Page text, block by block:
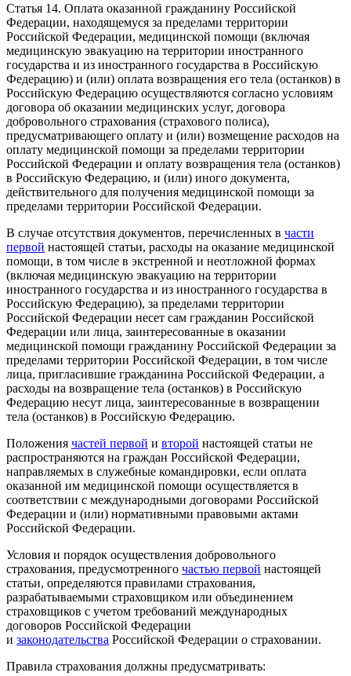
Статья 14. Оплата оказанной гражданину Российской
Федерации, находящемуся за пределами территории
Российской Федерации, медицинской помощи (включая
медицинскую эвакуацию на территории иностранного
государства и из иностранного государства в Российскую
Федерацию) и (или) оплата возвращения его тела (останков) в
Российскую Федерацию осуществляются согласно условиям
договора об оказании медицинских услуг, договора
добровольного страхования (страхового полиса),
предусматривающего оплату и (или) возмещение расходов на
оплату медицинской помощи за пределами территории
Российской Федерации и оплату возвращения тела (останков)
в Российскую Федерацию, и (или) иного документа,
действительного для получения медицинской помощи за
пределами территории Российской Федерации.
В случае отсутствия документов, перечисленных в части
первой настоящей статьи, расходы на оказание медицинской
помощи, в том числе в экстренной и неотложной формах
(включая медицинскую эвакуацию на территории
иностранного государства и из иностранного государства в
Российскую Федерацию), за пределами территории
Российской Федерации несет сам гражданин Российской
Федерации или лица, заинтересованные в оказании
медицинской помощи гражданину Российской Федерации за
пределами территории Российской Федерации, в том числе
лица, пригласившие гражданина Российской Федерации, а
расходы на возвращение тела (останков) в Российскую
Федерацию несут лица, заинтересованные в возвращении
тела (останков) в Российскую Федерацию.
Положения частей первой и второй настоящей статьи не
распространяются на граждан Российской Федерации,
направляемых в служебные командировки, если оплата
оказанной им медицинской помощи осуществляется в
соответствии с международными договорами Российской
Федерации и (или) нормативными правовыми актами
Российской Федерации.
Условия и порядок осуществления добровольного
страхования, предусмотренного частью первой настоящей
статьи, определяются правилами страхования,
разрабатываемыми страховщиком или объединением
страховщиков с учетом требований международных
договоров Российской Федерации
и законодательства Российской Федерации о страховании.
Правила страхования должны предусматривать: